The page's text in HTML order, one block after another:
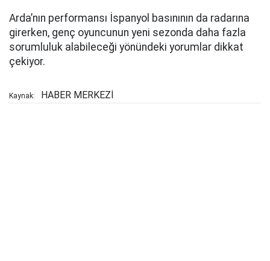
Arda’nın performansı İspanyol basınının da radarına
girerken, genç oyuncunun yeni sezonda daha fazla
sorumluluk alabileceği yönündeki yorumlar dikkat
çekiyor.
Kaynak: HABER MERKEZİ